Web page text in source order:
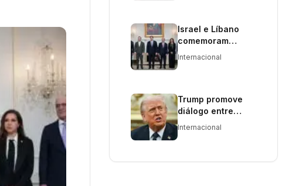
Israel e Líbano
comemoram
avanços nas
Internacional
Trump promove
diálogo entre
Líbano e Israel por
Internacional